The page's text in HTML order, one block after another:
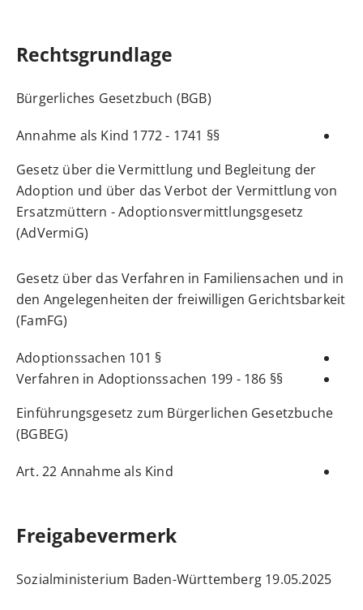
Rechtsgrundlage
Bürgerliches Gesetzbuch (BGB)
§§ 1741 - 1772 Annahme als Kind
Gesetz über die Vermittlung und Begleitung der
Adoption und über das Verbot der Vermittlung von
Ersatzmüttern - Adoptionsvermittlungsgesetz
(AdVermiG)
Gesetz über das Verfahren in Familiensachen und in
den Angelegenheiten der freiwilligen Gerichtsbarkeit
(FamFG)
§ 101 Adoptionssachen
§§ 186 - 199 Verfahren in Adoptionssachen
Einführungsgesetz zum Bürgerlichen Gesetzbuche
(BGBEG)
Art. 22 Annahme als Kind
Freigabevermerk
19.05.2025 Sozialministerium Baden-Württemberg